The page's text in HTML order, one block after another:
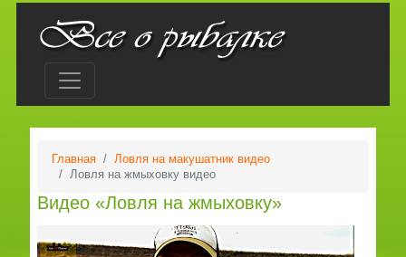
Главная
Ловля на макушатник видео
Ловля на жмыховку видео
Видео «Ловля на жмыховку»